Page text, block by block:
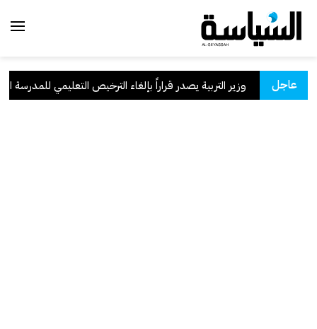
عاجل
. وزير التربية يصدر قراراً بإلغاء الترخيص التعليمي للمدرسة